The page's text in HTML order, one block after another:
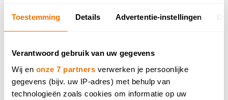
Toestemming Details Advertentie-instellingen
Verantwoord gebruik van uw gegevens
Wij en onze 7 partners verwerken je persoonlijke
gegevens (bijv. uw IP-adres) met behulp van
technologieën zoals cookies om informatie op uw
Geplaatst op 28 november 2025 10:00 in Dovy-nieuws